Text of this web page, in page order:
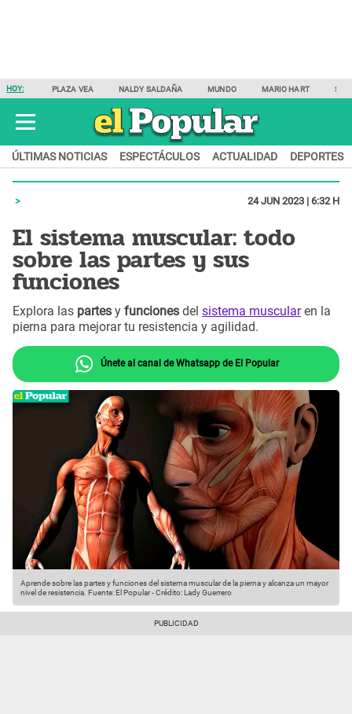
HOY: PLAZA VEA NALDY SALDAÑA MUNDO MARIO HART
ÚLTIMAS NOTICIAS ESPECTÁCULOS ACTUALIDAD DEPORTES
24 JUN 2023 | 6:32 H
El sistema muscular: todo
sobre las partes y sus
funciones
Explora las partes y funciones del sistema muscularen la
pierna para mejorar tu resistencia y agilidad.
Únete al canal de Whatsapp de El Popular
Aprende sobre las partes y funciones del sistema muscular de la pierna y alcanza un mayor
nivel de resistencia. Fuente: El Popular-Crédito: Lady Guerrero